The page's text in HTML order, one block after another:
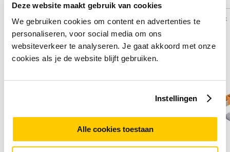
Deze website maakt gebruik van cookies
We gebruiken cookies om content en advertenties te
personaliseren, voor social media om ons
websiteverkeer te analyseren. Je gaat akkoord met onze
cookies als je de website blijft gebruiken.
Instellingen
Alle cookies toestaan
Vergelijk Vergelijk